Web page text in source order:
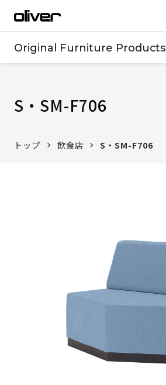
Original Furniture Products
S・SM-F706
トップ 飲食店 S・SM-F706